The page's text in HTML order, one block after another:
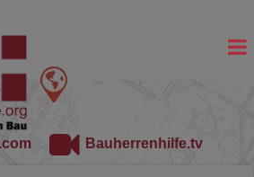
Bauherrenhilfe.tv